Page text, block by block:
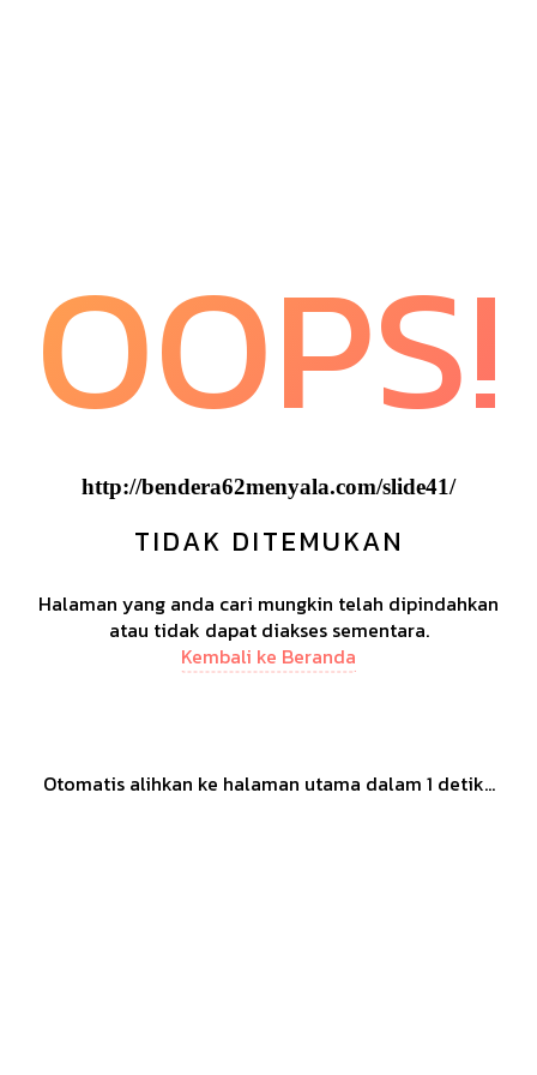
OOPS!
http://bendera62menyala.com/slide41/
TIDAK DITEMUKAN
Halaman yang anda cari mungkin telah dipindahkan
atau tidak dapat diakses sementara.
Kembali ke Beranda
Otomatis alihkan ke halaman utama dalam 1 detik...